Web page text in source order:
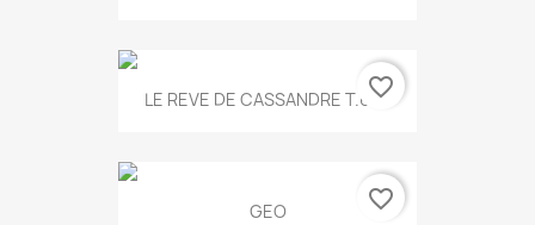
LE REVE DE CASSANDRE T.634
favorite_border
GEO favorite_border